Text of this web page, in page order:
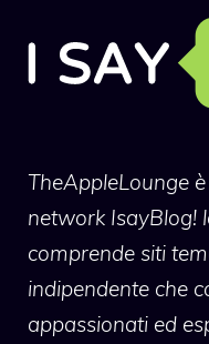
TheAppleLounge
network IsayBlog!
comprende siti
indipendente che
appassionati ed